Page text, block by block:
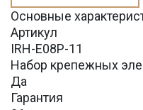
Основные
Артикул
IRH-E08P-11
Набор крепежных
Да
Гарантия